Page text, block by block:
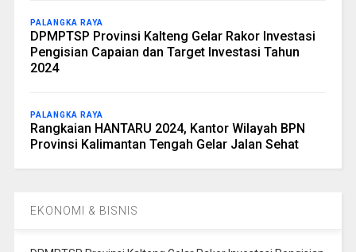
PALANGKA RAYA
DPMPTSP Provinsi Kalteng Gelar Rakor Investasi
Pengisian Capaian dan Target Investasi Tahun
2024
PALANGKA RAYA
Rangkaian HANTARU 2024, Kantor Wilayah BPN
Provinsi Kalimantan Tengah Gelar Jalan Sehat
EKONOMI & BISNIS